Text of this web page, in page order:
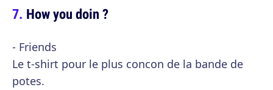
How you doin ?
- Friends
Le t-shirt pour le plus concon de la bande de
potes.